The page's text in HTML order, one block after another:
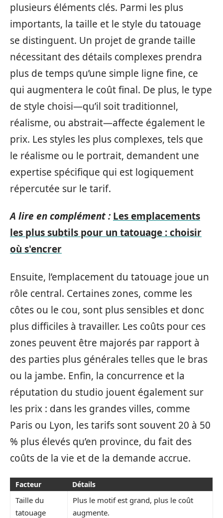
plusieurs éléments clés. Parmi les plus
importants, la taille et le style du tatouage
se distinguent. Un projet de grande taille
nécessitant des détails complexes prendra
plus de temps qu’une simple ligne fine, ce
qui augmentera le coût final. De plus, le type
de style choisi—qu’il soit traditionnel,
réalisme, ou abstrait—affecte également le
prix. Les styles les plus complexes, tels que
le réalisme ou le portrait, demandent une
expertise spécifique qui est logiquement
répercutée sur le tarif.
A lire en complément : Les emplacements
les plus subtils pour un tatouage : choisir
où s'encrer
Ensuite, l’emplacement du tatouage joue un
rôle central. Certaines zones, comme les
côtes ou le cou, sont plus sensibles et donc
plus difficiles à travailler. Les coûts pour ces
zones peuvent être majorés par rapport à
des parties plus générales telles que le bras
ou la jambe. Enfin, la concurrence et la
réputation du studio jouent également sur
les prix : dans les grandes villes, comme
Paris ou Lyon, les tarifs sont souvent 20 à 50
% plus élevés qu’en province, du fait des
coûts de la vie et de la demande accrue.
Facteur Détails
Taille du
tatouage
Plus le motif est grand, plus le coût
augmente.